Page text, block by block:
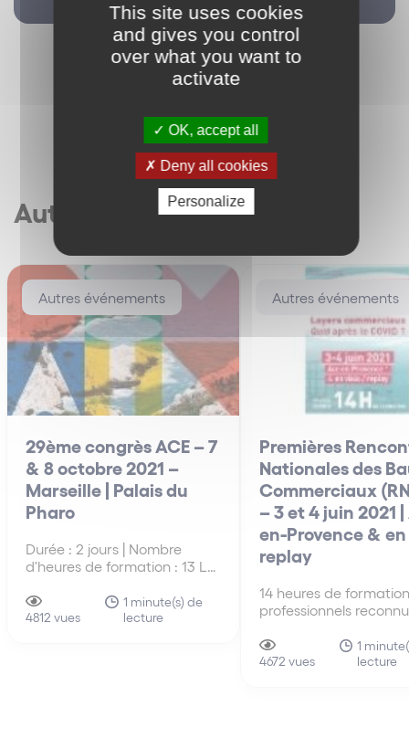
Autres articles
Autres événements
29ème congrès ACE – 7
& 8 octobre 2021 –
Marseille | Palais du
Pharo
Durée : 2 jours | Nombre
d'heures de formation : 13 Le
(Avocats Conseils
d’Entreprise) aura lieu les 7 et
4812 vues
1 minute(s) de
lecture
Autres événements
Premières
Nationales des
Commerciaux
– 3 et 4 juin 2021
en-Provence &
replay
14 heures de
professionnels
un binôme Avocat /
immobilier Notre
4672 vues
1
lecture
This site uses cookies
and gives you control
over what you want to
activate
OK, accept all
Deny all cookies
Personalize